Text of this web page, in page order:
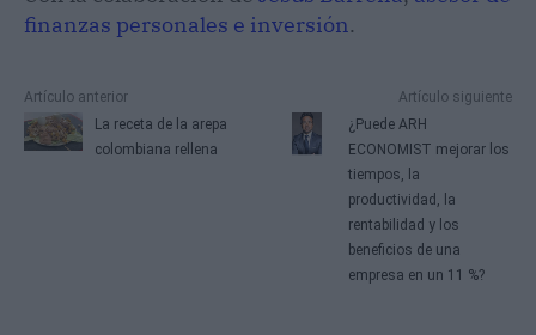
finanzas personales e inversión.
Artículo anterior
La receta de la arepa
colombiana rellena
Artículo siguiente
¿Puede ARH
ECONOMIST mejorar los
tiempos, la
productividad, la
rentabilidad y los
beneficios de una
empresa en un 11 %?